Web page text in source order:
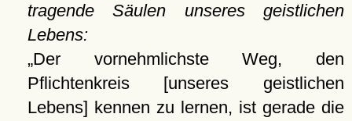
tragende Säulen unseres geistlichen
Lebens:
Der vornehmlichste Weg, den
Pflichtenkreis [unseres geistlichen
Lebens] kennen zu lernen, ist gerade die